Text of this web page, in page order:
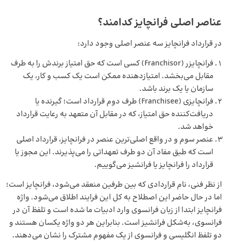
عناصر اصلی فرانچایز کدامند؟
در قرارداد فرانچایز سه عنصر اصلی وجود دارد:
فرانچایزر (Franchisor) کسی است که حق امتیاز برندش را به طرف
مقابل می‌بخشد. امتیازدهنده ممکن است یک کسب و کار، یک
سازمان یا یک برند باشد.
فرانچایزی (Franchisee) طرف دوم قرارداد است؛ گیرنده یا
دریافت‌کننده حق امتیاز، که در مقابل آن متعهد به رعایت قرارداد
خواهد شد.
عنصر سوم و در واقع اصلی‌ترین عنصر در فرانچایز، قرارداد اصلی
است که طبق مفاد آن دو طرف تعهداتی را می‌پذیرند. این مجوز یا
قرارداد را فرانچایز یا فرانشیز می‌گوییم.
از نظر فنی، نام قراردادی که بین طرفین منعقد می‌شود، فرانچایز است؛
اما در حال حاضر این اصطلاح به کل این فرایند اطلاق می‌شود. واژه
فرانچایز ابتدا از زبان فرانسوی وارد ادبیات ما شده‌ است و تلفظ آن در
فرانسوی، به‌شکل فرانشیز است. بنابراین هر دو واژه یکسان هستند و
دو تلفظ انگلیسی و فرانسوی از یک مفهوم مشترک را نشان می‌دهند.